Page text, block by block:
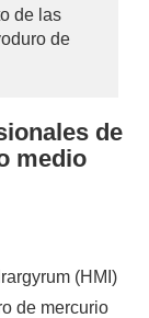
de las
de
de
medio
(HMI)
de mercurio